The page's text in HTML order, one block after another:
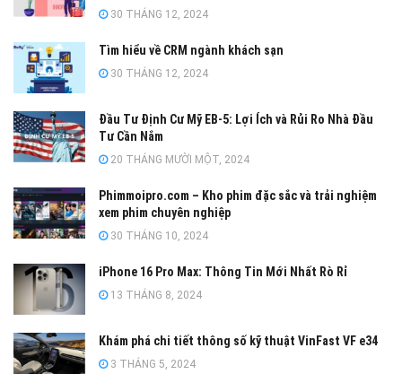
30 THÁNG 12, 2024
Tìm hiểu về CRM ngành khách sạn
30 THÁNG 12, 2024
Đầu Tư Định Cư Mỹ EB-5: Lợi Ích và Rủi Ro Nhà Đầu
Tư Cần Nắm
20 THÁNG MƯỜI MỘT, 2024
Phimmoipro.com – Kho phim đặc sắc và trải nghiệm
xem phim chuyên nghiệp
30 THÁNG 10, 2024
iPhone 16 Pro Max: Thông Tin Mới Nhất Rò Rỉ
13 THÁNG 8, 2024
Khám phá chi tiết thông số kỹ thuật VinFast VF e34
3 THÁNG 5, 2024